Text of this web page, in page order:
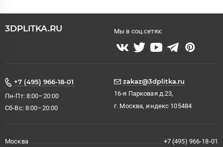
3DPLITKA.RU Мы в соц.сетях:
+7 (495) 966-18-01
Пн-Пт: 8:00–20:00
Сб-Вс: 8:00–20:00
zakaz@3dplitka.ru
16-я Парковая д.23,
г. Москва, индекс 105484
Москва
+7 (495) 966-18-01